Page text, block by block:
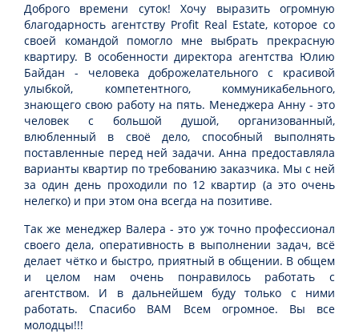
Доброго времени суток! Хочу выразить огромную
благодарность агентству Profit Real Estate, которое со
своей командой помогло мне выбрать прекрасную
квартиру. В особенности директора агентства Юлию
Байдан - человека доброжелательного с красивой
улыбкой, компетентного, коммуникабельного,
знающего свою работу на пять. Менеджера Анну - это
человек с большой душой, организованный,
влюбленный в своё дело, способный выполнять
поставленные перед ней задачи. Анна предоставляла
варианты квартир по требованию заказчика. Мы с ней
за один день проходили по 12 квартир (а это очень
нелегко) и при этом она всегда на позитиве.
Так же менеджер Валера - это уж точно профессионал
своего дела, оперативность в выполнении задач, всё
делает чётко и быстро, приятный в общении. В общем
и целом нам очень понравилось работать с
агентством. И в дальнейшем буду только с ними
работать. Спасибо ВАМ Всем огромное. Вы все
молодцы!!!